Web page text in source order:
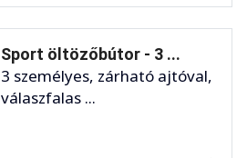
Sport öltözőbútor - 3 ...
3 személyes, zárható ajtóval,
válaszfalas ...